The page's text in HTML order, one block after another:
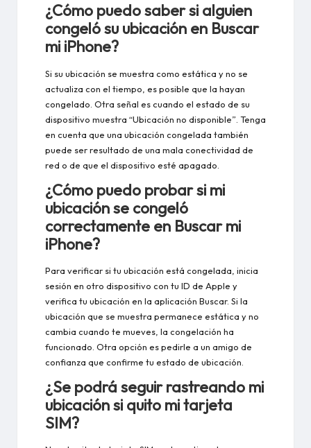
¿Cómo puedo saber si alguien
congeló su ubicación en Buscar
mi iPhone?
Si su ubicación se muestra como estática y no se
actualiza con el tiempo, es posible que la hayan
congelado. Otra señal es cuando el estado de su
dispositivo muestra “Ubicación no disponible”. Tenga
en cuenta que una ubicación congelada también
puede ser resultado de una mala conectividad de
red o de que el dispositivo esté apagado.
¿Cómo puedo probar si mi
ubicación se congeló
correctamente en Buscar mi
iPhone?
Para verificar si tu ubicación está congelada, inicia
sesión en otro dispositivo con tu ID de Apple y
verifica tu ubicación en la aplicación Buscar. Si la
ubicación que se muestra permanece estática y no
cambia cuando te mueves, la congelación ha
funcionado. Otra opción es pedirle a un amigo de
confianza que confirme tu estado de ubicación.
¿Se podrá seguir rastreando mi
ubicación si quito mi tarjeta
SIM?